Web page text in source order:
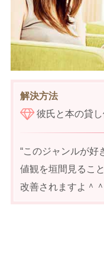
解決方法
彼氏と本の貸し
“このジャンルが好
値観を垣間見るこ
改善されますよ＾＾